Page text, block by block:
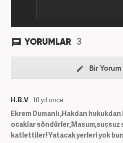
YORUMLAR 3
Bir Yorum
H.B.V 10 yıl önce
Ekrem Dumanlı ,Hakdan
ocaklar söndürler,Masum,suçsuz
katlettiler! Yatacak yerleri yok